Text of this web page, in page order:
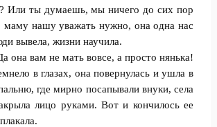
Или ты думаешь, мы ничего до сих пор
маму нашу уважать нужно, она одна нас
вывела, жизни научила.
она вам не мать вовсе, а просто нянька!
в глазах, она повернулась и ушла в
где мирно посапывали внуки, села
лицо руками. Вот и кончилось ее